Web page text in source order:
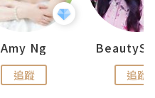
Amy Ng
追蹤 追蹤